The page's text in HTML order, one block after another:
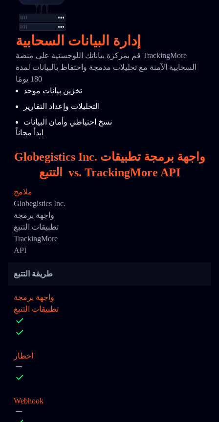
إدارة البيانات السحابية
قم بمركزة بياناتك اللوجستية على منصة TrackingMore
السحابية الآمنة مع تحليلات مدمجة واحتفاظ بالبيانات لمدة
180 يومًا
تخزين بيانات موحد
التحليلات وإعداد التقارير
نسخ احتياطي وأمان البيانات
ابدأ مجاناً
Globegistics Inc. واجهة برمجة تطبيقات
التتبع
vs. TrackingMore API
ملامح
Globegistics Inc.
واجهة برمجة
تطبيقات التتبع
TrackingMore
API
طريقة التتبع
واجهة برمجة
تطبيقات التتبع
اخطار
Webhook